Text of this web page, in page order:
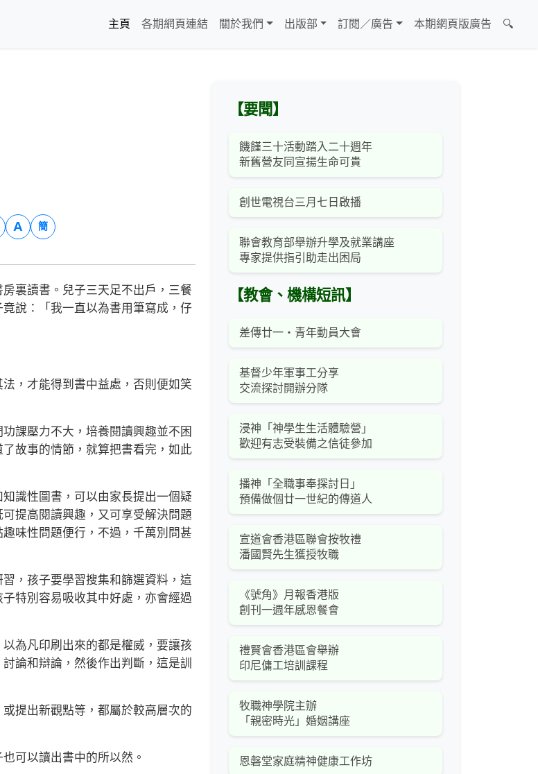
主頁
各期網頁連結 關於我們 出版部 訂閱／廣告 本期網頁版廣告 🔍
A 簡
裏讀書。兒子三天足不出戶，三餐
說：「我一直以為書用筆寫成，仔
，才能得到書中益處，否則便如笑
課壓力不大，培養閱讀興趣並不困
故事的情節，就算把書看完，如此
識性圖書，可以由家長提出一個疑
提高閱讀興趣，又可享受解決問題
味性問題便行，不過，千萬別問甚
，孩子要學習搜集和篩選資料，這
特別容易吸收其中好處，亦會經過
為凡印刷出來的都是權威，要讓孩
論和辯論，然後作出判斷，這是訓
提出新觀點等，都屬於較高層次的
可以讀出書中的所以然。
【要聞】
饑饉三十活動踏入二十週年
新舊營友同宣揚生命可貴
創世電視台三月七日啟播
聯會教育部舉辦升學及就業講座
專家提供指引助走出困局
【教會、機構短訊】
差傳廿一‧青年動員大會
基督少年軍事工分享
交流探討開辦分隊
浸神「神學生生活體驗營」
歡迎有志受裝備之信徒參加
播神「全職事奉探討日」
預備做個廿一世紀的傳道人
宣道會香港區聯會按牧禮
潘國賢先生獲授牧職
《號角》月報香港版
創刊一週年感恩餐會
禮賢會香港區會舉辦
印尼傭工培訓課程
牧職神學院主辦
「親密時光」婚姻講座
恩磐堂家庭精神健康工作坊